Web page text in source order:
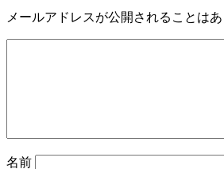
メールアドレスが公開されることはあ
名前